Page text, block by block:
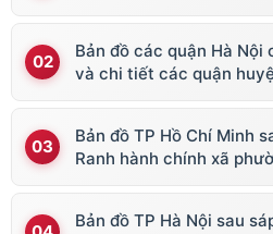
Bản đồ các quận Hà
và chi tiết các quận
Bản đồ TP Hồ Chí Minh
Ranh hành chính xã
Bản đồ TP Hà Nội sau